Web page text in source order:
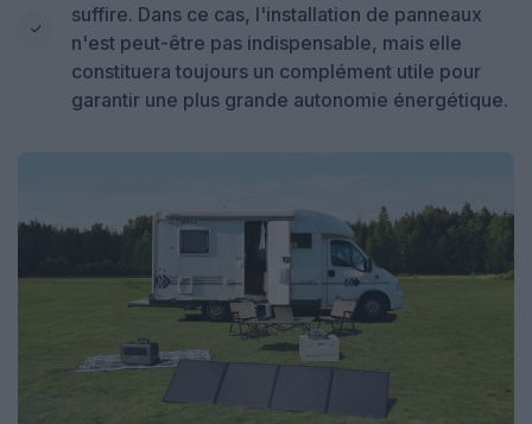
suffire. Dans ce cas, l'installation de panneaux
n'est peut-être pas indispensable, mais elle
constituera toujours un complément utile pour
garantir une plus grande autonomie énergétique.